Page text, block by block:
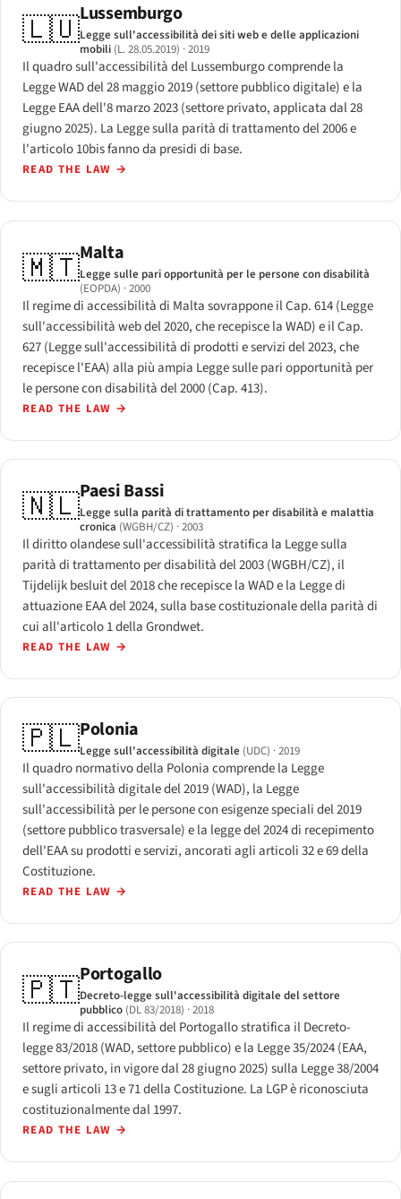
🇱🇺Lussemburgo
Legge sull'accessibilità dei siti web e delle applicazioni
mobili (L. 28.05.2019) · 2019
Il quadro sull'accessibilità del Lussemburgo comprende la
Legge WAD del 28 maggio 2019 (settore pubblico digitale) e la
Legge EAA dell'8 marzo 2023 (settore privato, applicata dal 28
giugno 2025). La Legge sulla parità di trattamento del 2006 e
l'articolo 10bis fanno da presidi di base.
READ THE LAW →
🇲🇹Malta
Legge sulle pari opportunità per le persone con disabilità
(EOPDA) · 2000
Il regime di accessibilità di Malta sovrappone il Cap. 614 (Legge
sull'accessibilità web del 2020, che recepisce la WAD) e il Cap.
627 (Legge sull'accessibilità di prodotti e servizi del 2023, che
recepisce l'EAA) alla più ampia Legge sulle pari opportunità per
le persone con disabilità del 2000 (Cap. 413).
READ THE LAW →
🇳🇱Paesi Bassi
Legge sulla parità di trattamento per disabilità e malattia
cronica (WGBH/CZ) · 2003
Il diritto olandese sull'accessibilità stratifica la Legge sulla
parità di trattamento per disabilità del 2003 (WGBH/CZ), il
Tijdelijk besluit del 2018 che recepisce la WAD e la Legge di
attuazione EAA del 2024, sulla base costituzionale della parità di
cui all'articolo 1 della Grondwet.
READ THE LAW →
🇵🇱Polonia
Legge sull'accessibilità digitale (UDC) · 2019
Il quadro normativo della Polonia comprende la Legge
sull'accessibilità digitale del 2019 (WAD), la Legge
sull'accessibilità per le persone con esigenze speciali del 2019
(settore pubblico trasversale) e la legge del 2024 di recepimento
dell'EAA su prodotti e servizi, ancorati agli articoli 32 e 69 della
Costituzione.
READ THE LAW →
🇵🇹Portogallo
Decreto-legge sull'accessibilità digitale del settore
pubblico (DL 83/2018) · 2018
Il regime di accessibilità del Portogallo stratifica il Decreto-
legge 83/2018 (WAD, settore pubblico) e la Legge 35/2024 (EAA,
settore privato, in vigore dal 28 giugno 2025) sulla Legge 38/2004
e sugli articoli 13 e 71 della Costituzione. La LGP è riconosciuta
costituzionalmente dal 1997.
READ THE LAW →